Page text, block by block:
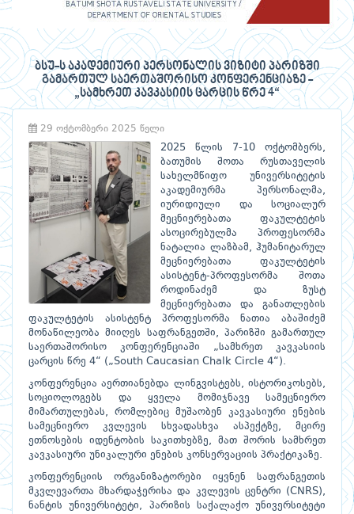
ბსუ-ს აკადემიური პერსონალის ვიზიტი პარიზში
გამართულ საერთაშორისო კონფერენციაზე -
„სამხრეთ კავკასიის ცარცის წრე 4“
29 ოქტომბერი 2025 წელი
2025 წლის 7-10 ოქტომბერს,
ბათუმის შოთა რუსთაველის
სახელმწიფო უნივერსიტეტის
აკადემიურმა პერსონალმა,
იურიდიული და სოციალურ
მეცნიერებათა ფაკულტეტის
ასოცირებულმა პროფესორმა
ნატალია ლაზბამ, ჰუმანიტარულ
მეცნიერებათა ფაკულტეტის
ასისტენტ-პროფესორმა შოთა
როდინაძემ და ზუსტ
მეცნიერებათა და განათლების
ფაკულტეტის ასისტენტ პროფესორმა ნათია აბაშიძემ
მონაწილეობა მიიღეს საფრანგეთში, პარიზში გამართულ
საერთაშორისო კონფერენციაში „სამხრეთ კავკასიის
ცარცის წრე 4“ („South Caucasian Chalk Circle 4“).
კონფერენცია აერთიანებდა ლინგვისტებს, ისტორიკოსებს,
სოციოლოგებს და ყველა მომიჯნავე სამეცნიერო
მიმართულებას, რომლებიც მუშაობენ კავკასიური ენების
სამეცნიერო კვლევის სხვადასხვა ასპექტზე, მცირე
ეთნოსების იდენტობის საკითხებზე, მათ შორის სამხრეთ
კავკასიური უნიკალური ენების კონსერვაციის პრაქტიკაზე.
კონფერენციის ორგანიზატორები იყვნენ საფრანგეთის
მკვლევართა მხარდაჭერისა და კვლევის ცენტრი (CNRS),
ნანტის უნივერსიტეტი, პარიზის საქალაქო უნივერსიტეტი